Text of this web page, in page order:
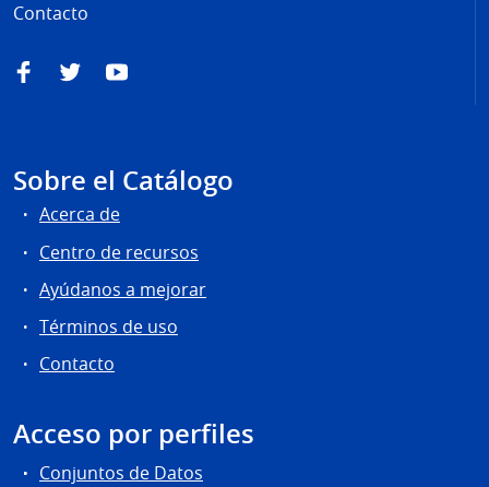
Contacto
FacebookTwitterYouTube
Sobre el Catálogo
Acerca de
Centro de recursos
Ayúdanos a mejorar
Términos de uso
Contacto
Acceso por perfiles
Conjuntos de Datos